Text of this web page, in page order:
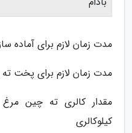
مدت زمان لازم برای آماده سازی
مدت زمان لازم برای پخت ته
کیلوکالری